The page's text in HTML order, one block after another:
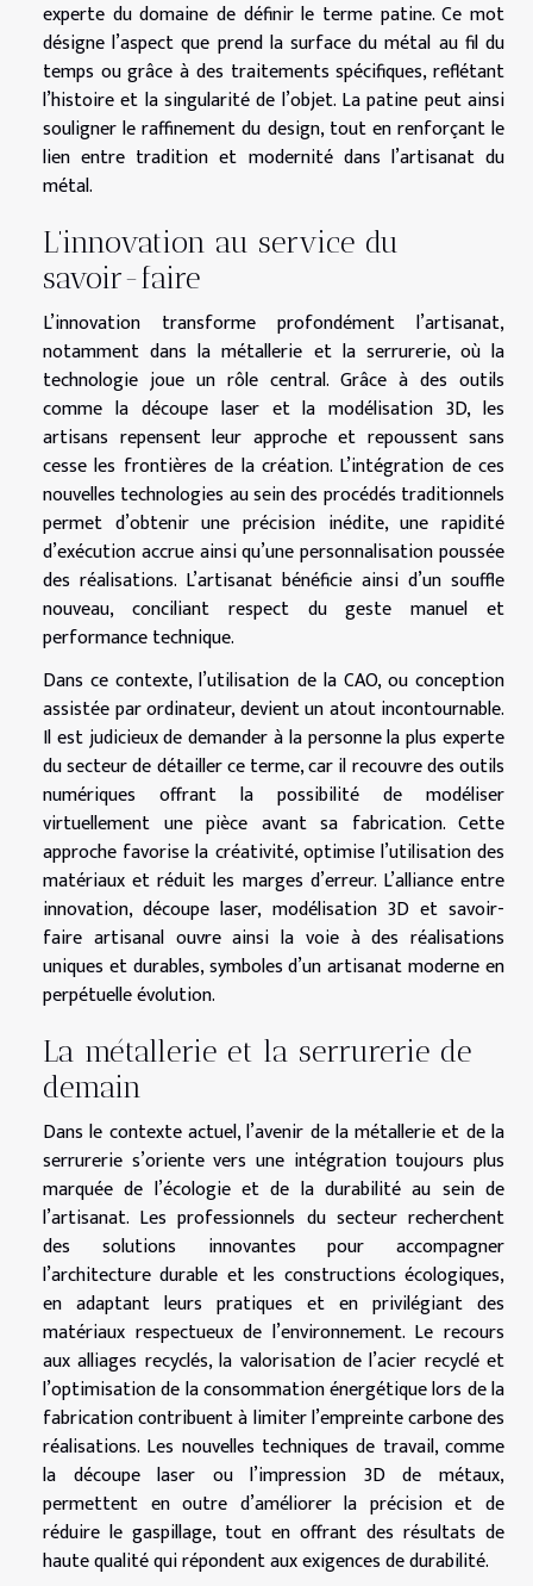
experte du domaine de définir le terme patine. Ce mot
désigne l’aspect que prend la surface du métal au fil du
temps ou grâce à des traitements spécifiques, reflétant
l’histoire et la singularité de l’objet. La patine peut ainsi
souligner le raffinement du design, tout en renforçant le
lien entre tradition et modernité dans l’artisanat du
métal.
L’innovation au service du
savoir-faire
L’innovation transforme profondément l’artisanat,
notamment dans la métallerie et la serrurerie, où la
technologie joue un rôle central. Grâce à des outils
comme la découpe laser et la modélisation 3D, les
artisans repensent leur approche et repoussent sans
cesse les frontières de la création. L’intégration de ces
nouvelles technologies au sein des procédés traditionnels
permet d’obtenir une précision inédite, une rapidité
d’exécution accrue ainsi qu’une personnalisation poussée
des réalisations. L’artisanat bénéficie ainsi d’un souffle
nouveau, conciliant respect du geste manuel et
performance technique.
Dans ce contexte, l’utilisation de la CAO, ou conception
assistée par ordinateur, devient un atout incontournable.
Il est judicieux de demander à la personne la plus experte
du secteur de détailler ce terme, car il recouvre des outils
numériques offrant la possibilité de modéliser
virtuellement une pièce avant sa fabrication. Cette
approche favorise la créativité, optimise l’utilisation des
matériaux et réduit les marges d’erreur. L’alliance entre
innovation, découpe laser, modélisation 3D et savoir-
faire artisanal ouvre ainsi la voie à des réalisations
uniques et durables, symboles d’un artisanat moderne en
perpétuelle évolution.
La métallerie et la serrurerie de
demain
Dans le contexte actuel, l’avenir de la métallerie et de la
serrurerie s’oriente vers une intégration toujours plus
marquée de l’écologie et de la durabilité au sein de
l’artisanat. Les professionnels du secteur recherchent
des solutions innovantes pour accompagner
l’architecture durable et les constructions écologiques,
en adaptant leurs pratiques et en privilégiant des
matériaux respectueux de l’environnement. Le recours
aux alliages recyclés, la valorisation de l’acier recyclé et
l’optimisation de la consommation énergétique lors de la
fabrication contribuent à limiter l’empreinte carbone des
réalisations. Les nouvelles techniques de travail, comme
la découpe laser ou l’impression 3D de métaux,
permettent en outre d’améliorer la précision et de
réduire le gaspillage, tout en offrant des résultats de
haute qualité qui répondent aux exigences de durabilité.